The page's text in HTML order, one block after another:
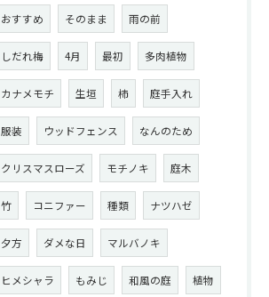
おすすめ そのまま 雨の前
しだれ梅 4月 最初 多肉植物
カナメモチ 生垣 柿 庭手入れ
服装 ウッドフェンス なんのため
クリスマスローズ モチノキ 庭木
竹 コニファー 種類 ナツハゼ
夕方 ダメな日 マルバノキ
ヒメシャラ もみじ 和風の庭 植物